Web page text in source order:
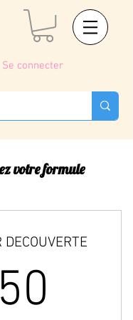
Se connecter
votre formule
DECOUVERTE
50